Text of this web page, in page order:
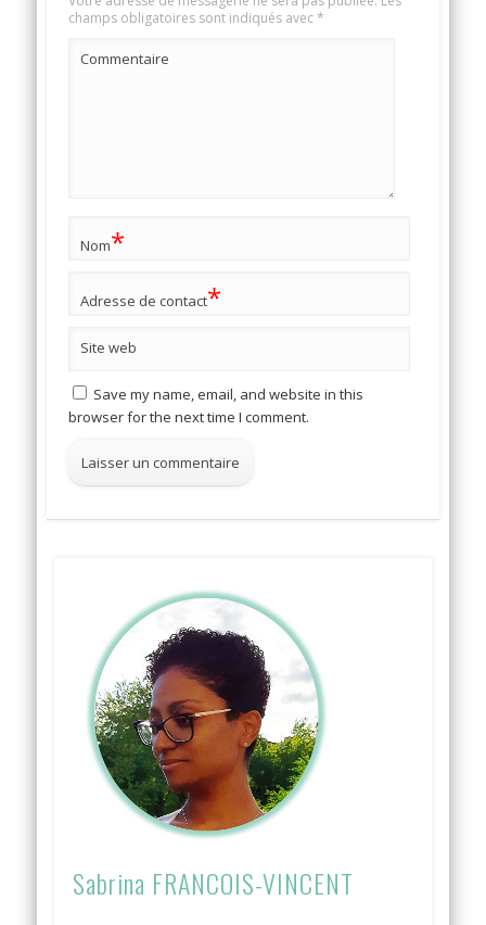
champs obligatoires sont indiqués avec*
Commentaire
Nom*
Adresse de contact*
Site web
Save my name, email, and website in this
browser for the next time I comment.
Sabrina FRANCOIS-VINCENT